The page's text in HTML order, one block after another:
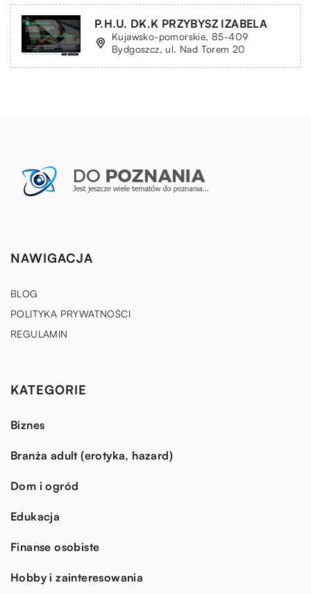
P.H.U. DK.K PRZYBYSZ IZABELA
Kujawsko-pomorskie, 85-409
Bydgoszcz, ul. Nad Torem 20
NAWIGACJA
BLOG
POLITYKA PRYWATNOŚCI
REGULAMIN
KATEGORIE
Biznes
Branża adult (erotyka, hazard)
Dom i ogród
Edukacja
Finanse osobiste
Hobby i zainteresowania